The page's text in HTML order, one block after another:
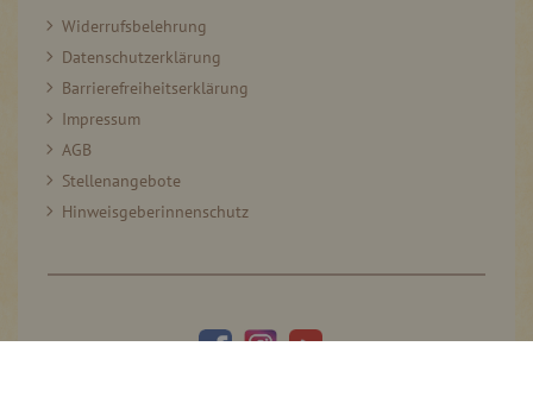
Widerrufsbelehrung
Datenschutzerklärung
Barrierefreiheitserklärung
Impressum
AGB
Stellenangebote
Hinweisgeberinnenschutz